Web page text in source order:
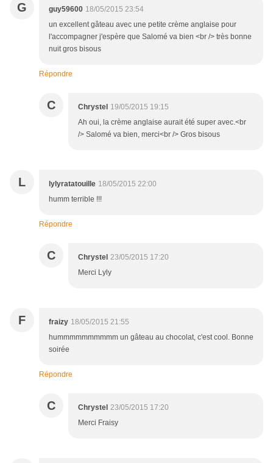
G guy59600 18/05/2015 23:54
un excellent gâteau avec une petite crème anglaise pour
l'accompagner j'espère que Salomé va bien <br /> très bonne
nuit gros bisous
Répondre
C Chrystel 19/05/2015 19:15
Ah oui, la crème anglaise aurait été super avec.<br
/> Salomé va bien, merci<br /> Gros bisous
L lylyratatouille 18/05/2015 22:00
humm terrible !!!
Répondre
C Chrystel 23/05/2015 17:20
Merci Lyly
F fraizy 18/05/2015 21:55
hummmmmmmmmm un gâteau au chocolat, c'est cool. Bonne
soirée
Répondre
C Chrystel 23/05/2015 17:20
Merci Fraisy